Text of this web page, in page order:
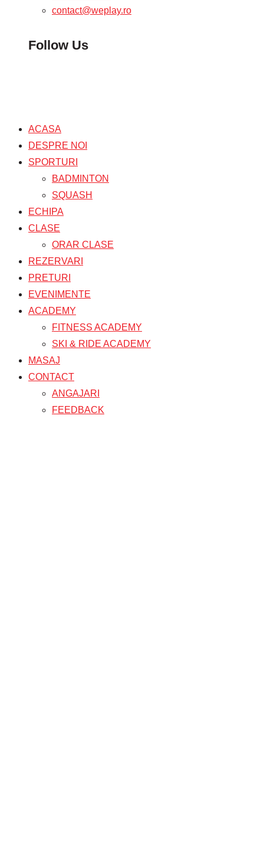
contact@weplay.ro
Follow Us
ACASA
DESPRE NOI
SPORTURI
BADMINTON
SQUASH
ECHIPA
CLASE
ORAR CLASE
REZERVARI
PRETURI
EVENIMENTE
ACADEMY
FITNESS ACADEMY
SKI & RIDE ACADEMY
MASAJ
CONTACT
ANGAJARI
FEEDBACK